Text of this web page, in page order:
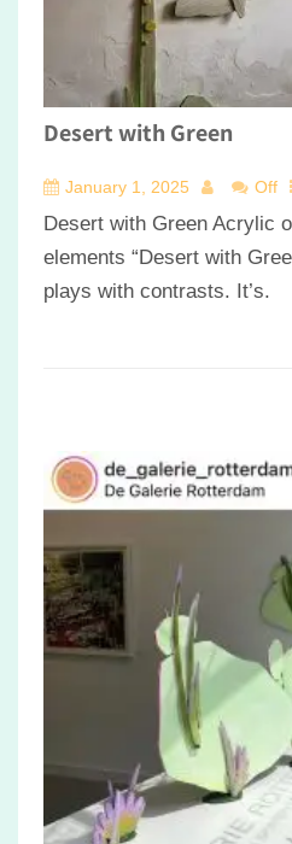
Desert with Green
January 1, 2025 Off
Desert with Green Acrylic
elements “Desert with
plays with contrasts. It’s.